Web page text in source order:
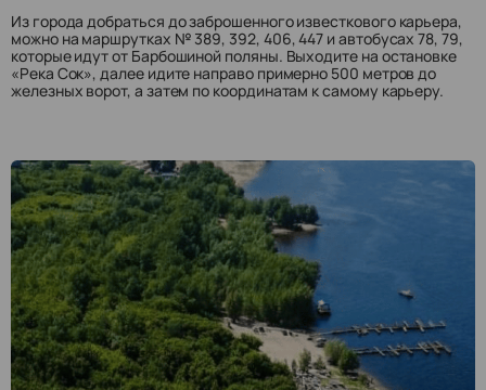
Из города добраться до заброшенного известкового карьера,
можно на маршрутках № 389, 392, 406, 447 и автобусах 78, 79,
которые идут от Барбошиной поляны. Выходите на остановке
«Река Сок», далее идите направо примерно 500 метров до
железных ворот, а затем по координатам к самому карьеру.